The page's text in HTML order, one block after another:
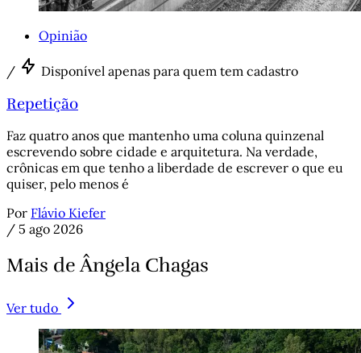
Opinião
/ Disponível apenas para quem tem cadastro
Repetição
Faz quatro anos que mantenho uma coluna quinzenal
escrevendo sobre cidade e arquitetura. Na verdade,
crônicas em que tenho a liberdade de escrever o que eu
quiser, pelo menos é
Por Flávio Kiefer
/ 5 ago 2026
Mais de Ângela Chagas
Ver tudo